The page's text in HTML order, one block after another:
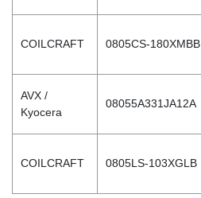
COILCRAFT 0805CS-180XMBB
AVX /
Kyocera
08055A331JA12A
COILCRAFT 0805LS-103XGLB